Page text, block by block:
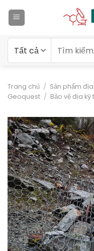
qua
kiếm:
Trang chủ / Sản phẩm
Geoquest / Bảo vệ địa